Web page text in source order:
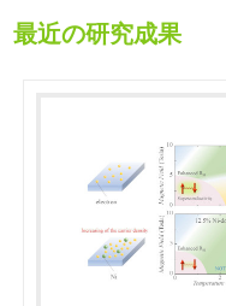
最近の研究成果